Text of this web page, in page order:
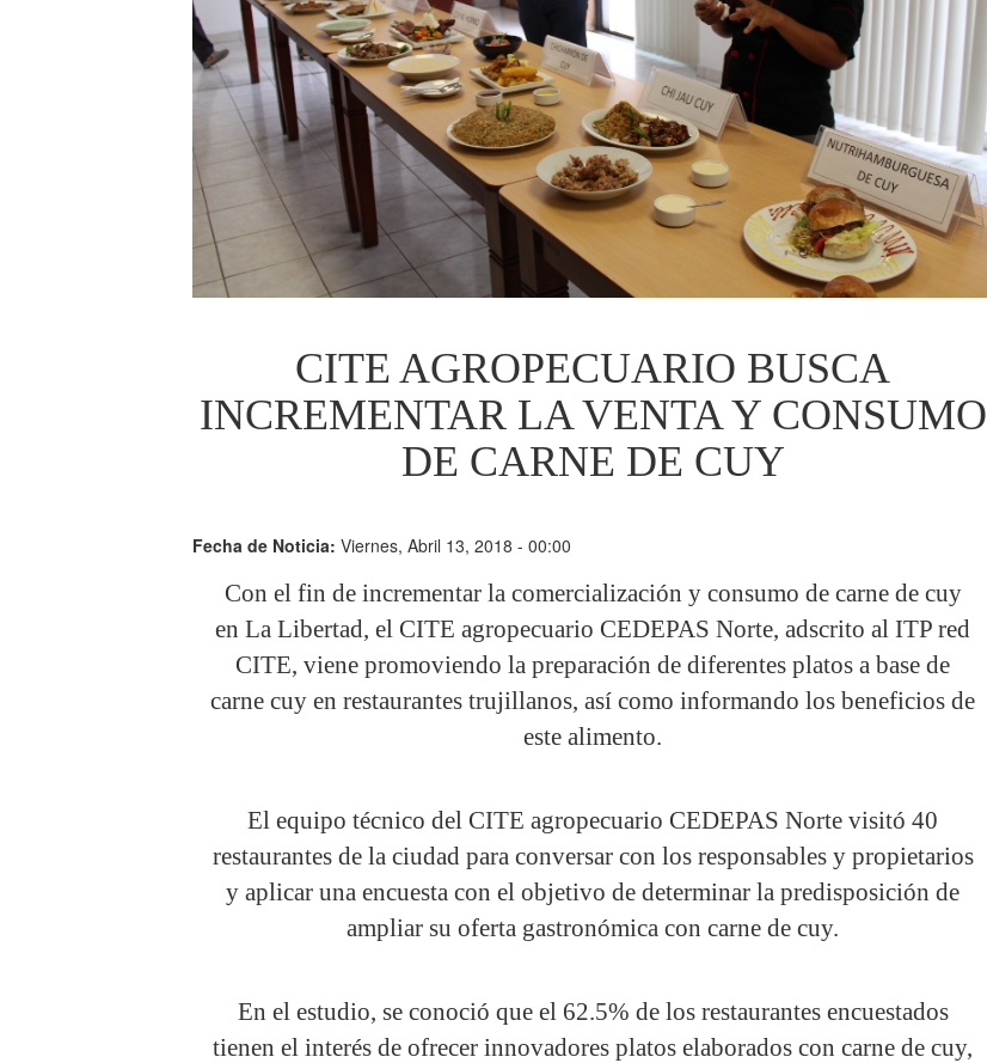
CITE AGROPECUARIO BUSCA
INCREMENTAR LA VENTA Y CONSUMO
DE CARNE DE CUY
Fecha de Noticia:Viernes, Abril 13, 2018 - 00:00
Con el fin de incrementar la comercialización y consumo de carne de cuy
en La Libertad, el CITE agropecuario CEDEPAS Norte, adscrito al ITP red
CITE, viene promoviendo la preparación de diferentes platos a base de
carne cuy en restaurantes trujillanos, así como informando los beneficios de
este alimento.
El equipo técnico del CITE agropecuario CEDEPAS Norte visitó 40
restaurantes de la ciudad para conversar con los responsables y propietarios
y aplicar una encuesta con el objetivo de determinar la predisposición de
ampliar su oferta gastronómica con carne de cuy.
En el estudio, se conoció que el 62.5% de los restaurantes encuestados
tienen el interés de ofrecer innovadores platos elaborados con carne de cuy,